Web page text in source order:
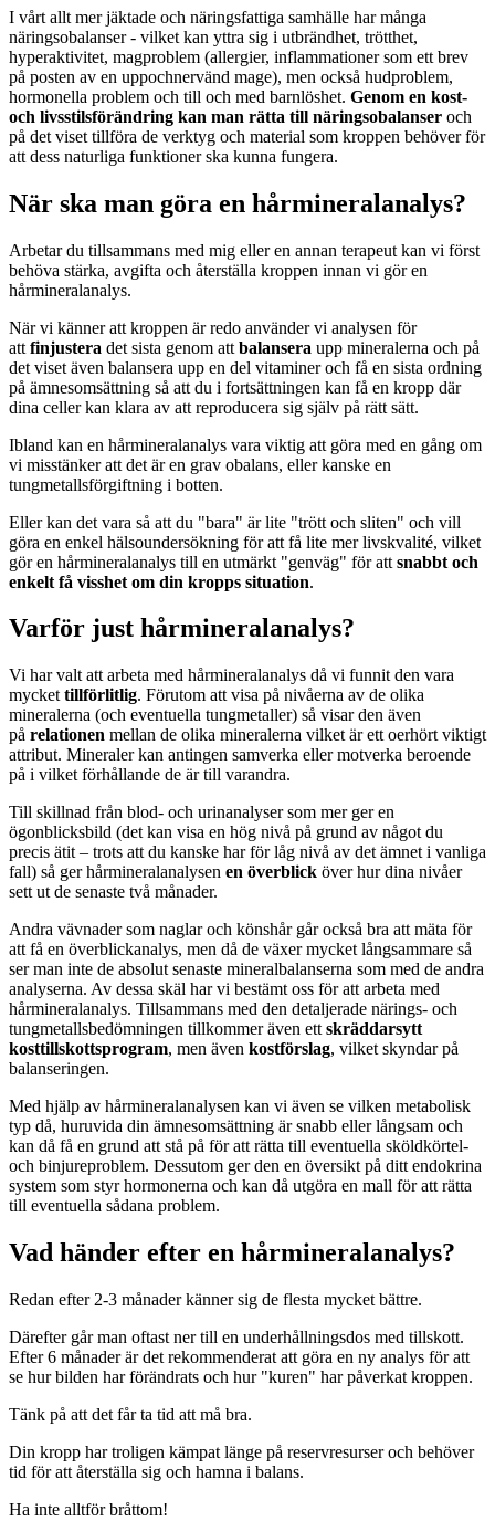
I vårt allt mer jäktade och näringsfattiga samhälle har många
näringsobalanser - vilket kan yttra sig i utbrändhet, trötthet,
hyperaktivitet, magproblem (allergier, inflammationer som ett brev
på posten av en uppochnervänd mage), men också hudproblem,
hormonella problem och till och med barnlöshet. Genom en kost-
och livsstilsförändring kan man rätta till näringsobalanser och
på det viset tillföra de verktyg och material som kroppen behöver för
att dess naturliga funktioner ska kunna fungera.
När ska man göra en hårmineralanalys?
Arbetar du tillsammans med mig eller en annan terapeut kan vi först
behöva stärka, avgifta och återställa kroppen innan vi gör en
hårmineralanalys.
När vi känner att kroppen är redo använder vi analysen för
att finjustera det sista genom att balansera upp mineralerna och på
det viset även balansera upp en del vitaminer och få en sista ordning
på ämnesomsättning så att du i fortsättningen kan få en kropp där
dina celler kan klara av att reproducera sig själv på rätt sätt.
Ibland kan en hårmineralanalys vara viktig att göra med en gång om
vi misstänker att det är en grav obalans, eller kanske en
tungmetallsförgiftning i botten.
Eller kan det vara så att du "bara" är lite "trött och sliten" och vill
göra en enkel hälsoundersökning för att få lite mer livskvalité, vilket
gör en hårmineralanalys till en utmärkt "genväg" för att snabbt och
enkelt få visshet om din kropps situation.
Varför just hårmineralanalys?
Vi har valt att arbeta med hårmineralanalys då vi funnit den vara
mycket tillförlitlig. Förutom att visa på nivåerna av de olika
mineralerna (och eventuella tungmetaller) så visar den även
på relationen mellan de olika mineralerna vilket är ett oerhört viktigt
attribut. Mineraler kan antingen samverka eller motverka beroende
på i vilket förhållande de är till varandra.
Till skillnad från blod- och urinanalyser som mer ger en
ögonblicksbild (det kan visa en hög nivå på grund av något du
precis ätit – trots att du kanske har för låg nivå av det ämnet i vanliga
fall) så ger hårmineralanalysen en överblick över hur dina nivåer
sett ut de senaste två månader.
Andra vävnader som naglar och könshår går också bra att mäta för
att få en överblickanalys, men då de växer mycket långsammare så
ser man inte de absolut senaste mineralbalanserna som med de andra
analyserna. Av dessa skäl har vi bestämt oss för att arbeta med
hårmineralanalys. Tillsammans med den detaljerade närings- och
tungmetallsbedömningen tillkommer även ett skräddarsytt
kosttillskottsprogram, men även kostförslag, vilket skyndar på
balanseringen.
Med hjälp av hårmineralanalysen kan vi även se vilken metabolisk
typ då, huruvida din ämnesomsättning är snabb eller långsam och
kan då få en grund att stå på för att rätta till eventuella sköldkörtel-
och binjureproblem. Dessutom ger den en översikt på ditt endokrina
system som styr hormonerna och kan då utgöra en mall för att rätta
till eventuella sådana problem.
Vad händer efter en hårmineralanalys?
Redan efter 2-3 månader känner sig de flesta mycket bättre.
Därefter går man oftast ner till en underhållningsdos med tillskott.
Efter 6 månader är det rekommenderat att göra en ny analys för att
se hur bilden har förändrats och hur "kuren" har påverkat kroppen.
Tänk på att det får ta tid att må bra.
Din kropp har troligen kämpat länge på reservresurser och behöver
tid för att återställa sig och hamna i balans.
Ha inte alltför bråttom!